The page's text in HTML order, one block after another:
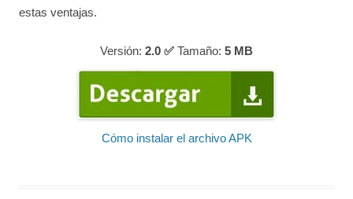
estas ventajas.
Versión: 2.0 ✅ Tamaño: 5 MB
Cómo instalar el archivo APK